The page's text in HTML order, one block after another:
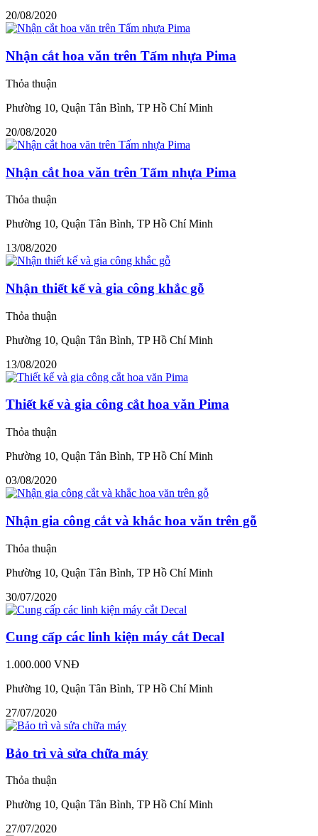
20/08/2020
Nhận cắt hoa văn trên Tấm nhựa Pima
Thỏa thuận
Phường 10, Quận Tân Bình, TP Hồ Chí Minh
20/08/2020
Nhận cắt hoa văn trên Tấm nhựa Pima
Thỏa thuận
Phường 10, Quận Tân Bình, TP Hồ Chí Minh
13/08/2020
Nhận thiết kế và gia công khắc gỗ
Thỏa thuận
Phường 10, Quận Tân Bình, TP Hồ Chí Minh
13/08/2020
Thiết kế và gia công cắt hoa văn Pima
Thỏa thuận
Phường 10, Quận Tân Bình, TP Hồ Chí Minh
03/08/2020
Nhận gia công cắt và khắc hoa văn trên gỗ
Thỏa thuận
Phường 10, Quận Tân Bình, TP Hồ Chí Minh
30/07/2020
Cung cấp các linh kiện máy cắt Decal
1.000.000 VNĐ
Phường 10, Quận Tân Bình, TP Hồ Chí Minh
27/07/2020
Bảo trì và sửa chữa máy
Thỏa thuận
Phường 10, Quận Tân Bình, TP Hồ Chí Minh
27/07/2020